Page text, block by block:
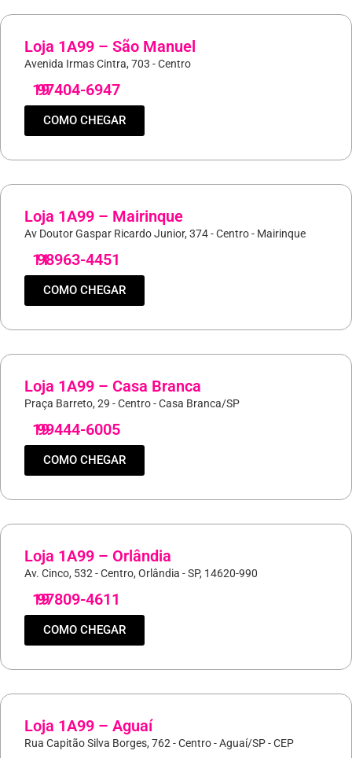
Loja 1A99 – São Manuel
Avenida Irmas Cintra, 703 - Centro
19
97404-6947
COMO CHEGAR
Loja 1A99 – Mairinque
Av Doutor Gaspar Ricardo Junior, 374 - Centro - Mairinque
11
98963-4451
COMO CHEGAR
Loja 1A99 – Casa Branca
Praça Barreto, 29 - Centro - Casa Branca/SP
19
99444-6005
COMO CHEGAR
Loja 1A99 – Orlândia
Av. Cinco, 532 - Centro, Orlândia - SP, 14620-990
19
97809-4611
COMO CHEGAR
Loja 1A99 – Aguaí
Rua Capitão Silva Borges, 762 - Centro - Aguaí/SP - CEP